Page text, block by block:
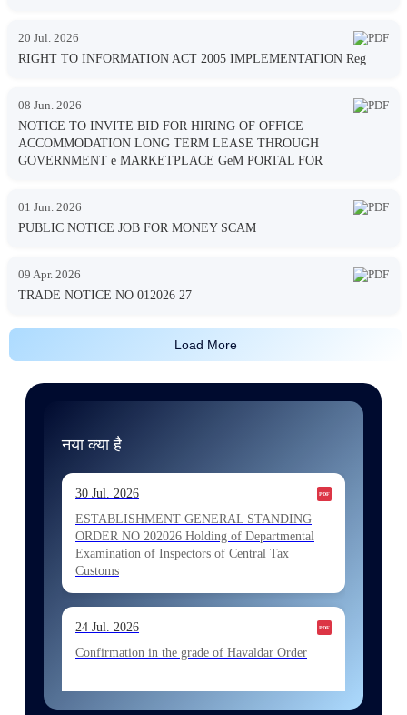
20 Jul. 2026
RIGHT TO INFORMATION ACT 2005 IMPLEMENTATION Reg
08 Jun. 2026
NOTICE TO INVITE BID FOR HIRING OF OFFICE
ACCOMMODATION LONG TERM LEASE THROUGH
GOVERNMENT e MARKETPLACE GeM PORTAL FOR
01 Jun. 2026
PUBLIC NOTICE JOB FOR MONEY SCAM
09 Apr. 2026
TRADE NOTICE NO 012026 27
Load More
नया क्या है
30 Jul. 2026
ESTABLISHMENT GENERAL STANDING
ORDER NO 202026 Holding of Departmental
Examination of Inspectors of Central Tax
Customs
24 Jul. 2026
Confirmation in the grade of Havaldar Order